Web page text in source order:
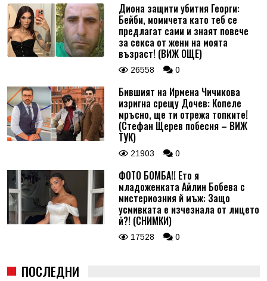
Диона защити убития Георги:
Бейби, момичета като теб се
предлагат сами и знаят повече
за секса от жени на моята
възраст! (ВИЖ ОЩЕ)
26558 0
Бившият на Ирмена Чичикова
изригна срещу Дочев: Копеле
мръсно, ще ти отрежа топките!
(Стефан Щерев побесня – ВИЖ
ТУК)
21903 0
ФОТО БОМБА!! Ето я
младоженката Айлин Бобева с
мистериозния й мъж: Защо
усмивката е изчезнала от лицето
й?! (СНИМКИ)
17528 0
ПОСЛЕДНИ